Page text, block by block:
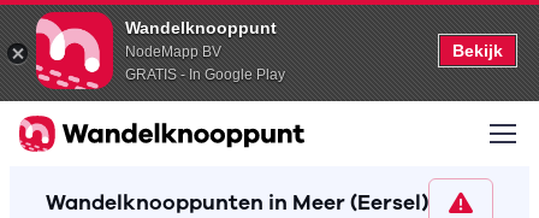
Wandelknooppunt
NodeMapp BV
GRATIS - In Google Play
Bekijk
Wandelknooppunten in Meer (Eersel)